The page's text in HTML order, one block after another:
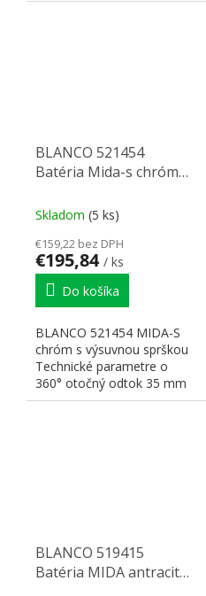
BLANCO 521454
Batéria Mida-s chróm
Skladom (5 ks)
€159,22 bez DPH
€195,84 / ks
Do košíka
BLANCO 521454 MIDA-S
chróm s výsuvnou sprškou
Technické parametre o
360° otočný odtok 35 mm
otvor s keramickými...
BLANCO 519415
Batéria MIDA antracit